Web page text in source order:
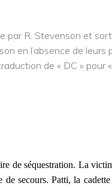
par R. Stevenson et
en l’absence de
de « DC » pour
de séquestration. La
secours. Patti, la